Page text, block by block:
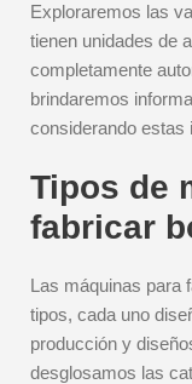
Exploraremos las
tienen unidades de
completamente
brindaremos
considerando estas
Tipos de
fabricar
Las máquinas para
tipos, cada uno
producción y
desglosamos las